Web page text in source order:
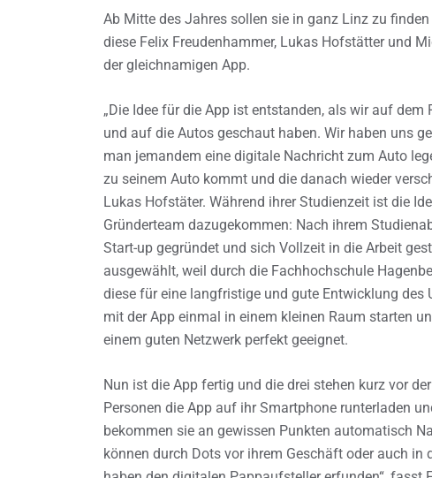
Ab Mitte des Jahres sollen sie in ganz Linz zu
diese Felix Freudenhammer, Lukas Hofstätter und
der gleichnamigen App.
„Die Idee für die App ist entstanden, als wir auf
und auf die Autos geschaut haben. Wir haben uns
man jemandem eine digitale Nachricht zum Auto
zu seinem Auto kommt und die danach wieder
Lukas Hofstäter. Während ihrer Studienzeit ist die
Gründerteam dazugekommen: Nach ihrem
Start-up gegründet und sich Vollzeit in die Arbeit
ausgewählt, weil durch die Fachhochschule
diese für eine langfristige und gute Entwicklung des
mit der App einmal in einem kleinen Raum starten
einem guten Netzwerk perfekt geeignet.
Nun ist die App fertig und die drei stehen kurz vor
Personen die App auf ihr Smartphone runterladen
bekommen sie an gewissen Punkten automatisch
können durch Dots vor ihrem Geschäft oder auch in